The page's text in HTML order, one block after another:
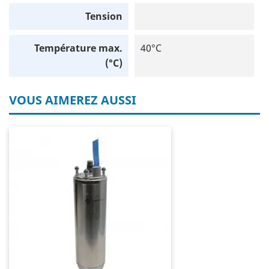
Tension
Température max.
(°C)
40°C
VOUS AIMEREZ AUSSI